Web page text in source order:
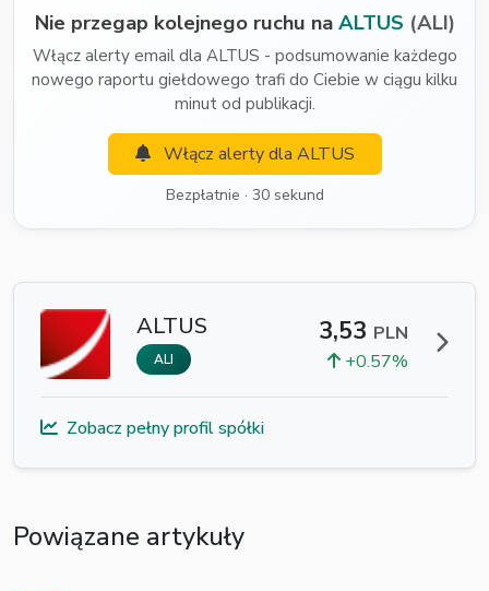
Nie przegap kolejnego ruchu na ALTUS (ALI)
Włącz alerty email dla ALTUS - podsumowanie każdego
nowego raportu giełdowego trafi do Ciebie w ciągu kilku
minut od publikacji.
Włącz alerty dla ALTUS
Bezpłatnie · 30 sekund
ALTUS
ALI
3,53 PLN
+0.57%
Zobacz pełny profil spółki
Powiązane artykuły